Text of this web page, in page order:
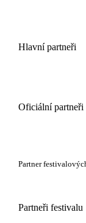
Hlavní partneři
Oficiální partneři
Partner
Partneři festivalu